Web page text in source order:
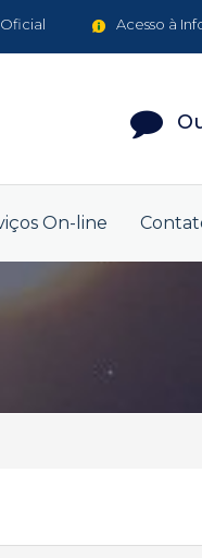
Acesso à
On-line